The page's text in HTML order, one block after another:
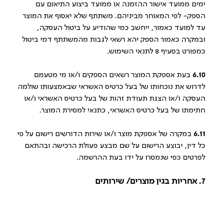
ימים ממועד אישור ההזמנה או ממועד ביצוע התיאום עם
הספק- לפי המאוחר מביניהם. משתתף שלא יאסוף את המוצר
עד למועד כאמור, ייחשב כמי שהודיע על ביטול העסקה,
ובמקרה כאמור הספק יהא רשאי לגבות מהמשתתף דמי ביטול
כמפורט בסעיף 8 לתנאי השימוש.
6.10 בעת אספקת המוצר רשאים הספקים ו/או מי מטעמם
לדרוש את נוכחותו של בעל כרטיס האשראי שבאמצעותו שולמה
העסקה ו/או הצגת תעודת זהות של בעל כרטיס האשראי ו/או
חתימתו של בעל כרטיס האשראי, כתנאי למסירת המוצר.
6.11 במקרה של אספקת מוצר ו/או שירות הדורשים רישום על פי
כל דין, יבוצע הרישום על שם מבצע פעולת הרכישה ובהתאם
לפרטים כפי שנמסרו על ידו בעת ההרשמה.
7. אחריות בגין מוצרים/ שירותים